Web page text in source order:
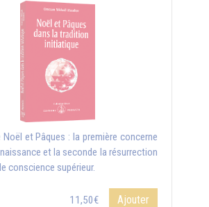
et Pâques : la première concerne
et la seconde la résurrection
conscience supérieur.
11,50€ Ajouter